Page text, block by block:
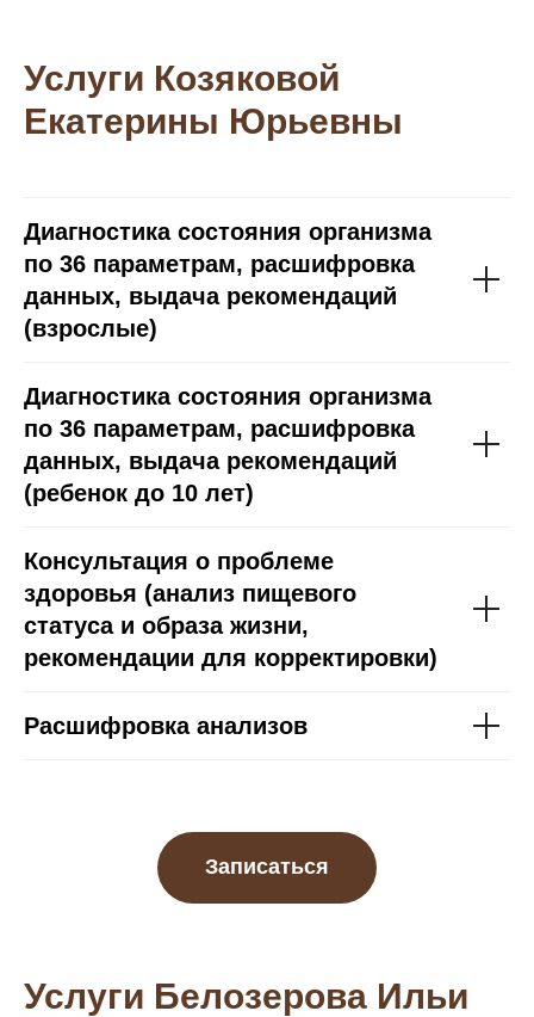
Услуги Козяковой
Екатерины Юрьевны
Диагностика состояния организма
по 36 параметрам, расшифровка
данных, выдача рекомендаций
(взрослые)
Диагностика состояния организма
по 36 параметрам, расшифровка
данных, выдача рекомендаций
(ребенок до 10 лет)
Консультация о проблеме
здоровья (анализ пищевого
статуса и образа жизни,
рекомендации для корректировки)
Расшифровка анализов
Записаться
Услуги Белозерова Ильи